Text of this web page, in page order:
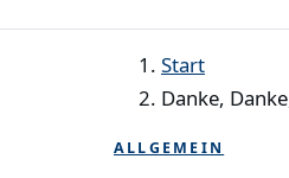
Start
Danke,
ALLGEMEIN